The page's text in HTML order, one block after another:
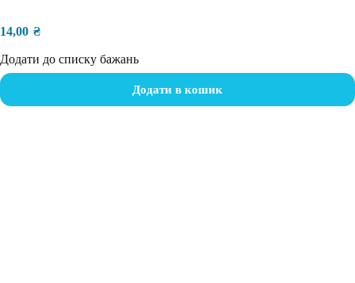
14,00 ₴
Додати до списку бажань
Додати в кошик